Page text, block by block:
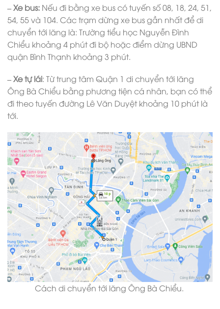
– Xe bus: Nếu đi bằng xe bus có tuyến số 08, 18, 24, 51,
54, 55 và 104. Các trạm dừng xe bus gần nhất để di
chuyển tới lăng là: Trường tiểu học Nguyễn Đình
Chiểu khoảng 4 phút đi bộ hoặc điểm dừng UBND
quận Bình Thạnh khoảng 3 phút.
– Xe tự lái: Từ trung tâm Quận 1 di chuyển tới lăng
Ông Bà Chiểu bằng phương tiện cá nhân, bạn có thể
đi theo tuyến đường Lê Văn Duyệt khoảng 10 phút là
tới.
Cách di chuyển tới lăng Ông Bà Chiểu.